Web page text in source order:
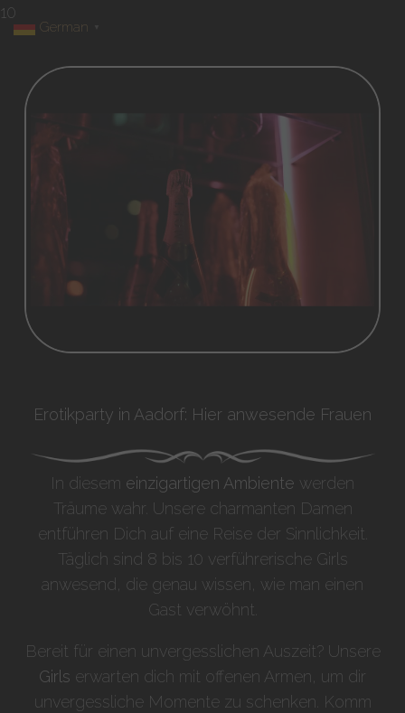
10
Erotikparty in Aadorf: Hier anwesende Frauen
In diesem einzigartigen Ambiente werden
Träume wahr. Unsere charmanten Damen
entführen Dich auf eine Reise der Sinnlichkeit.
Täglich sind 8 bis 10 verführerische Girls
anwesend, die genau wissen, wie man einen
Gast verwöhnt.
Bereit für einen unvergesslichen Auszeit? Unsere
Girls erwarten dich mit offenen Armen, um dir
unvergessliche Momente zu schenken. Komm
German